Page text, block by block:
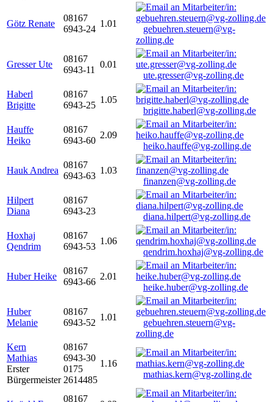
Götz Renate
08167
6943-24
1.01
gebuehren.steuern@vg-
zolling.de
Gresser Ute
08167
6943-11
0.01
ute.gresser@vg-zolling.de
Haberl
Brigitte
08167
6943-25
1.05
brigitte.haberl@vg-zolling.de
Hauffe
Heiko
08167
6943-60
2.09
heiko.hauffe@vg-zolling.de
Hauk Andrea
08167
6943-63
1.03
finanzen@vg-zolling.de
Hilpert
Diana
08167
6943-23
diana.hilpert@vg-zolling.de
Hoxhaj
Qendrim
08167
6943-53
1.06
qendrim.hoxhaj@vg-zolling.de
Huber Heike
08167
6943-66
2.01
heike.huber@vg-zolling.de
Huber
Melanie
08167
6943-52
1.01
gebuehren.steuern@vg-
zolling.de
Kern
Mathias
Erster
Bürgermeister
08167
6943-30
0175
2614485
1.16
mathias.kern@vg-zolling.de
08167